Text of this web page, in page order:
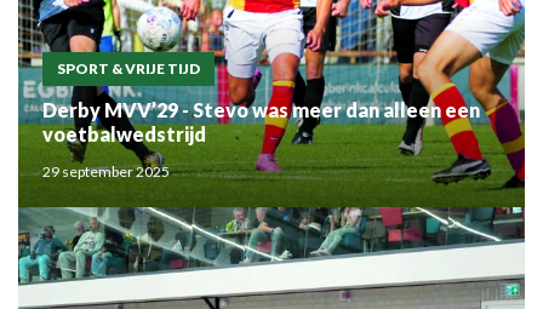
SPORT & VRIJE TIJD
Derby MVV’29 - Stevo was meer dan alleen een
voetbalwedstrijd
29 september 2025